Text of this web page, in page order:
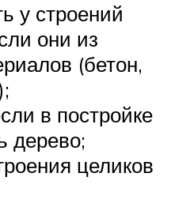
у строений
они из
(бетон,
в постройке
дерево;
целиков